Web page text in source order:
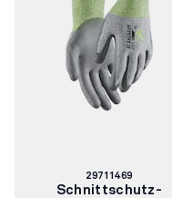
Artikelnummer:
29711469
Schnittschutz-